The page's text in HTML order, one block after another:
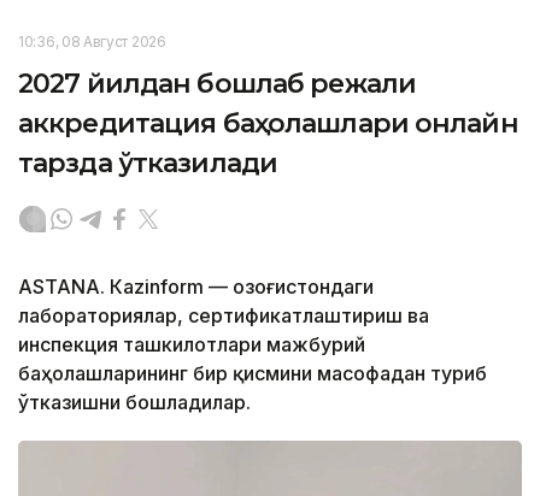
10:36, 08 Август 2026
2027 йилдан бошлаб режали
аккредитация баҳолашлари онлайн
тарзда ўтказилади
ASTANА. Кazinform — Қозоғистондаги
лабораториялар, сертификатлаштириш ва
инспекция ташкилотлари мажбурий
баҳолашларининг бир қисмини масофадан туриб
ўтказишни бошладилар.